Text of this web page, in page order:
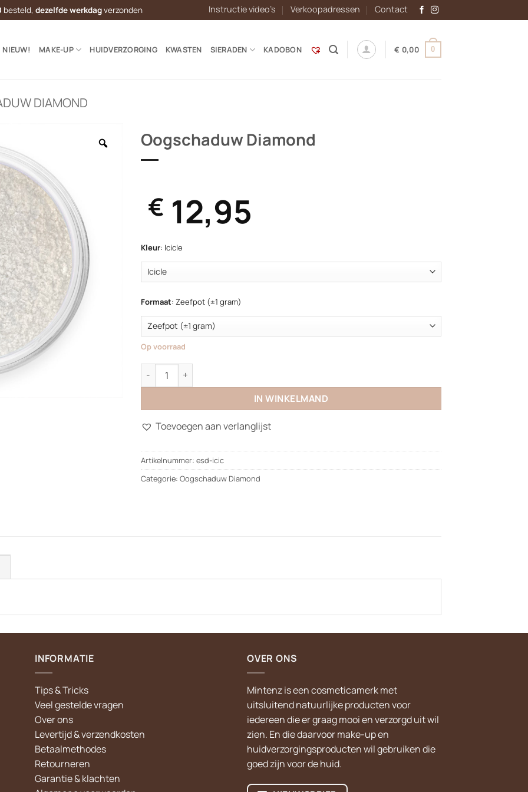
besteld, dezelfde werkdagverzonden Instructie video’s Verkoopadressen Contact
NIEUW! MAKE-UP HUIDVERZORGING KWASTEN SIERADEN KADOBON € 0,00 0
DIAMOND
Oogschaduw Diamond
€ 12,95
Kleur: Icicle
Formaat: Zeefpot (±1 gram)
Op voorraad
Oogschaduw Diamond aantal
IN WINKELMAND
Toevoegen aan verlanglijst
Artikelnummer: esd-icic
Categorie: Oogschaduw Diamond
INFORMATIE
Tips & Tricks
Veel gestelde vragen
Over ons
Levertijd & verzendkosten
Betaalmethodes
Retourneren
Garantie & klachten
OVER ONS
Mintenz is een cosmeticamerk met
uitsluitend natuurlijke producten voor
iedereen die er graag mooi en verzorgd uit wil
zien. En die daarvoor make-up en
huidverzorgingsproducten wil gebruiken die
goed zijn voor de huid.